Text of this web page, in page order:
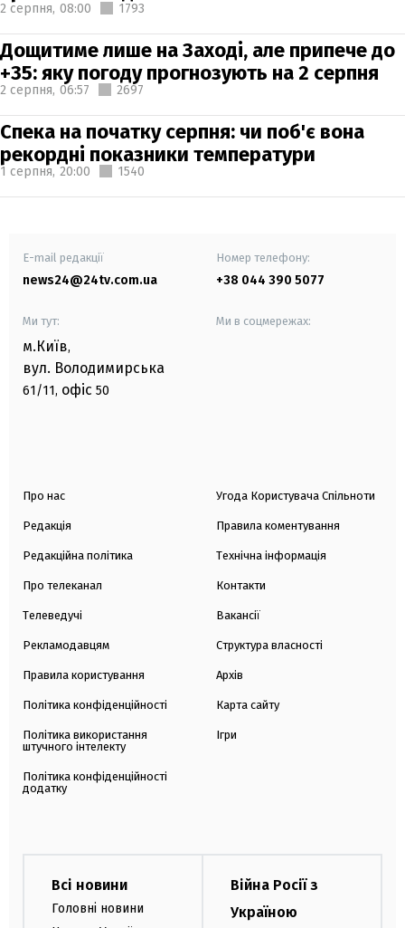
2 серпня, 08:00 1793
Дощитиме лише на Заході, але припече до
+35: яку погоду прогнозують на 2 серпня
2 серпня, 06:57 2697
Спека на початку серпня: чи поб'є вона
рекордні показники температури
1 серпня, 20:00 1540
E-mail редакції
news24@24tv.com.ua
Номер телефону:
+38 044 390 5077
Ми тут:
м.Київ,
вул. Володимирська
61/11, офіс 50
Ми в соцмережах:
Про нас
Редакція
Редакційна політика
Про телеканал
Телеведучі
Рекламодавцям
Правила користування
Політика конфіденційності
Політика використання
штучного інтелекту
Політика конфіденційності
додатку
Угода Користувача Спільноти
Правила коментування
Технічна інформація
Контакти
Вакансії
Структура власності
Архів
Карта сайту
Ігри
Всі новини
Головні новини
Війна Росії з
Україною